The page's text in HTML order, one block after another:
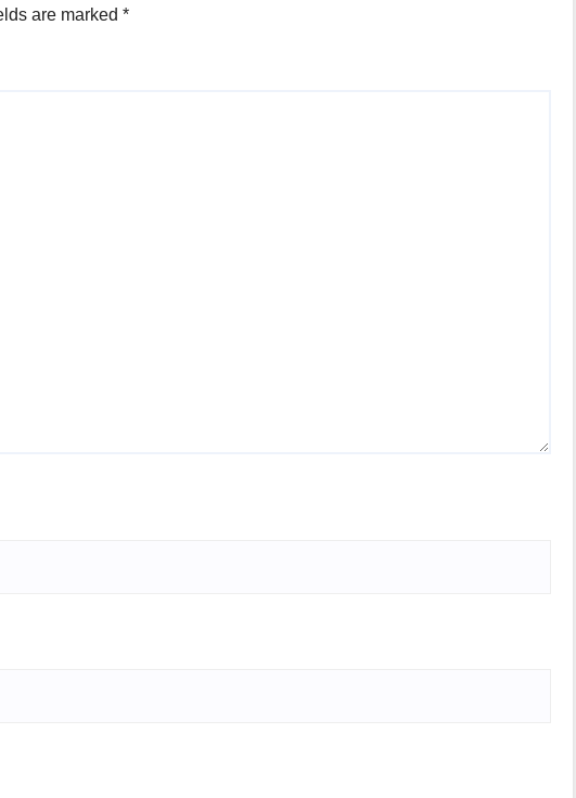
are marked *